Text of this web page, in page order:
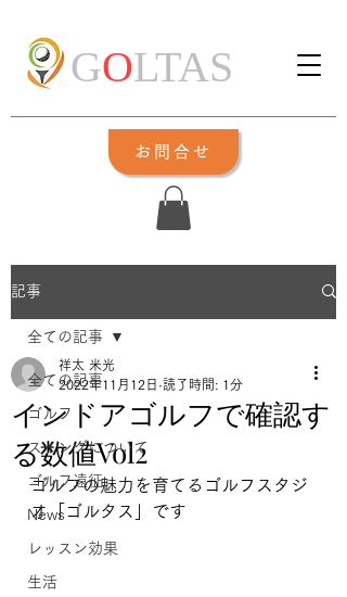
GOLTAS
お問合せ
記事
全ての記事
ゴルフ
スイングについて
ゴルフ遠征
News
レッスン効果
生活
全ての記事
インドアゴルフで確認す
る数値Vol2
祥太 米光
2022年11月12日 読了時間: 1分
ゴルフの魅力を育てるゴルフスタジ
オ「ゴルタス」です